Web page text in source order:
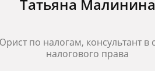
Татьяна Малинина
по налогам, консультант в
налогового права